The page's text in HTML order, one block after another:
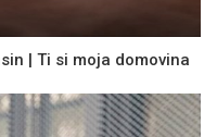
| Ti si moja domovina